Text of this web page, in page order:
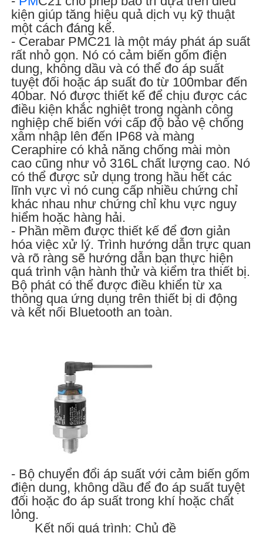
kiện giúp tăng hiệu quả dịch vụ kỹ thuật
một cách đáng kể.
- Cerabar PMC21 là một máy phát áp suất
rất nhỏ gọn. Nó có cảm biến gốm điện
dung, không dầu và có thể đo áp suất
tuyệt đối hoặc áp suất đo từ 100mbar đến
40bar. Nó được thiết kế để chịu được các
điều kiện khắc nghiệt trong ngành công
nghiệp chế biến với cấp độ bảo vệ chống
xâm nhập lên đến IP68 và màng
Ceraphire có khả năng chống mài mòn
cao cũng như vỏ 316L chất lượng cao. Nó
có thể được sử dụng trong hầu hết các
lĩnh vực vì nó cung cấp nhiều chứng chỉ
khác nhau như chứng chỉ khu vực nguy
hiểm hoặc hàng hải.
- Phần mềm được thiết kế để đơn giản
hóa việc xử lý. Trình hướng dẫn trực quan
và rõ ràng sẽ hướng dẫn bạn thực hiện
quá trình vận hành thử và kiểm tra thiết bị.
Bộ phát có thể được điều khiển từ xa
thông qua ứng dụng trên thiết bị di động
và kết nối Bluetooth an toàn.
- Bộ chuyển đổi áp suất với cảm biến gốm
điện dung, không dầu để đo áp suất tuyệt
đối hoặc đo áp suất trong khí hoặc chất
lỏng.
Kết nối quá trình: Chủ đề